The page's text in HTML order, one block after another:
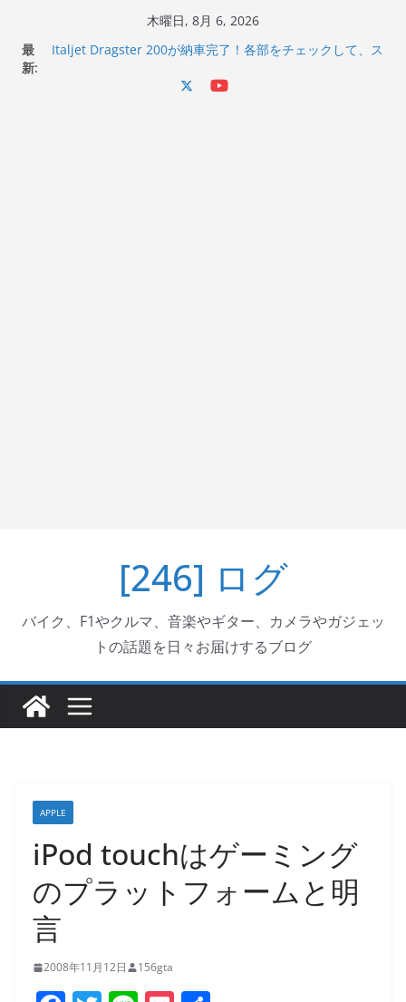
木曜日, 8月 6, 2026
最
新:
Italjet Dragster 200が納車完了！各部をチェックして、ス
[246] ログ
バイク、F1やクルマ、音楽やギター、カメラやガジェッ
トの話題を日々お届けするブログ
APPLE
iPod touchはゲーミング
のプラットフォームと明
言
2008年11月12日 156gta